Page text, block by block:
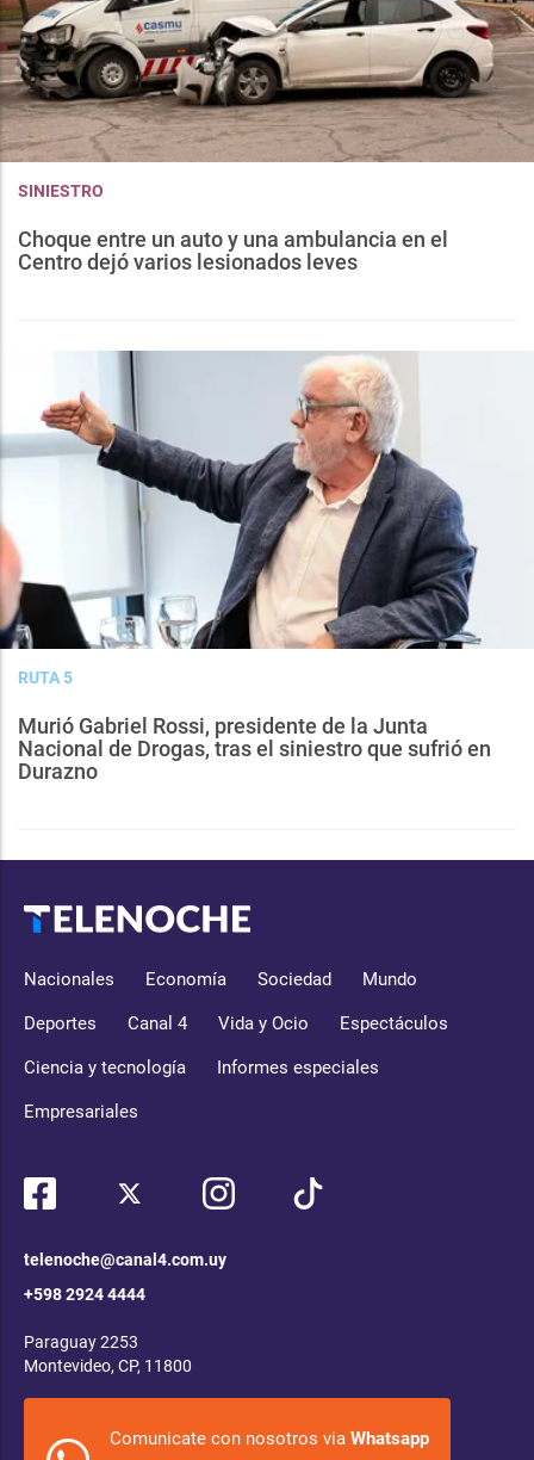
SINIESTRO
Choque entre un auto y una ambulancia en el
Centro dejó varios lesionados leves
RUTA 5
Murió Gabriel Rossi, presidente de la Junta
Nacional de Drogas, tras el siniestro que sufrió en
Durazno
Nacionales Economía Sociedad Mundo
Deportes Canal 4 Vida y Ocio Espectáculos
Ciencia y tecnología Informes especiales
Empresariales
telenoche@canal4.com.uy
+598 2924 4444
Paraguay 2253
Montevideo, CP, 11800
Comunicate con nosotros via Whatsapp